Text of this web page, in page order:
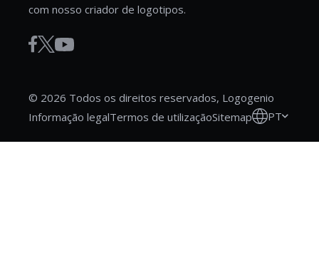
com nosso criador de logotipos.
© 2026 Todos os direitos reservados, Logogenio
Informação legalTermos de utilizaçãoSitemap PT